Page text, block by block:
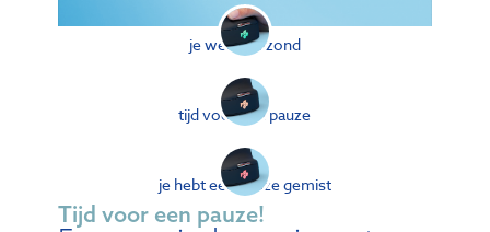
Tijd voor een pauze!
je werkt gezond
tijd voor een pauze
je hebt een pauze gemist